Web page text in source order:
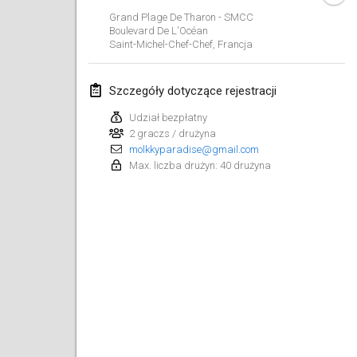
Grand Plage De Tharon - SMCC
Boulevard De L'Océan
Saint-Michel-Chef-Chef, Francja
Szczegóły dotyczące rejestracji
Udział bezpłatny
2 graczs / drużyna
molkkyparadise@gmail.com
Max. liczba drużyn: 40 drużyna
luty 2023
4 lut 2023| Francja
SingeliDuppeli
4 lut 2023 |Finlandia